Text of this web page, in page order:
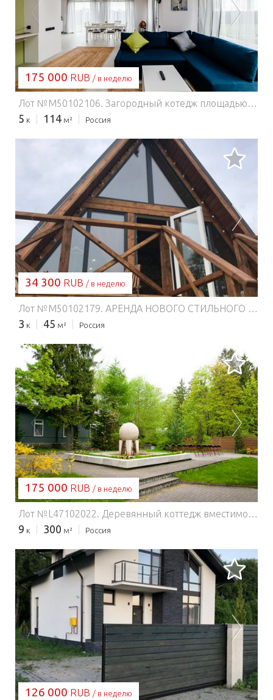
ЗАГРУЗКА...
175 000 RUB / в неделю
Лот №M50102106. Загородный котедж площадью 114 кв. метров ( три спальни + 2 двухместных дивана ) - позволит приятно и комфортно отдохнуть добропорядочной компании 8-10 человек. Караоке, сауна, мангал, BBQ-шница и костровище с шезлонгами поможет создать неповторимые впечатления теплым летним вечером. Душевая и ванная комнаты. Близость продуктовых магазинов. На расстоянии 1.5 км - 15 мин пешком есть набережная реки Москва.
5 к 114 м² Россия
ЗАГРУЗКА...
34 300 RUB / в неделю
Лот №M50102179. АРЕНДА НОВОГО СТИЛЬНОГО ДОМА НА СУТКИ/НЕДЕЛИ/МЕСЯЦЫ Рядом: ✅Нетронутое цивилизацией лесное озеро с песчаным пляжем, причалом и тарзанкой для купания (30мин пешком по сказочной лесной дороге) ✅Красавица-Ока с пляжами на любой вкус 15 мин на авто ✅Сетевые магазины 8 минут на авто (Дикси, Пятерочка, Верный и проч) ✅инфраструктура города 12 минут на авто (аптеки, банки, кинотеатры, парки, музеи) ✅Фермерский рынок с натуральными продуктами 7 минут на авто ✅Конюшня: обучение верховой езде, конные прогулки 5 минут на авто ✅Центральное стрельбище Федерации практической стрельбы Москвы. ✅Крупнейший аэродром в Московской области для ознакомительных, спортивных и учебных полетов на парашютах, парапланах, воздушных шарах и проч. (8 минут на авто) ✅Доставка суши, пиццы и проч. ✅Горнолыжный курорт Царь-Град 15мин на авто ✅Приокско-Террасный государственный природный заповедник,где можно наблюдать зубров и бизонов, обитающих в естественной среде (20мин на авто) ✅Музей-Заповедник великого русского художника В.Д. Поленова (40 мин. на авто) ✅Города Серпухов и Чехов, наукограды Пущино и Протвино, Таруса в 12-25мин езды. Это самобытные исторические места заслуживают внимание путешественников.
3 к 45 м² Россия
ЗАГРУЗКА...
175 000 RUB / в неделю
Лот №L47102022. Деревянный коттедж вместимостью до 20 человек (7 комнат, веранда, кухня, два санузла, душ).Каминный зал с каминами XIX века и большим столом.Площадка для шашлыков (мангал, посуда для пикника).Банный домик с финской парной и мини бассейном.Универсальная спортивная площадка, мини-гольф на 18 лунок и открытый грунтовый корт для игры в большой теннис (инвентарь предоставляем).Охраняемая бесплатная автостоянка.Закрытая территория.
9 к 300 м² Россия
ЗАГРУЗКА...
126 000 RUB / в неделю